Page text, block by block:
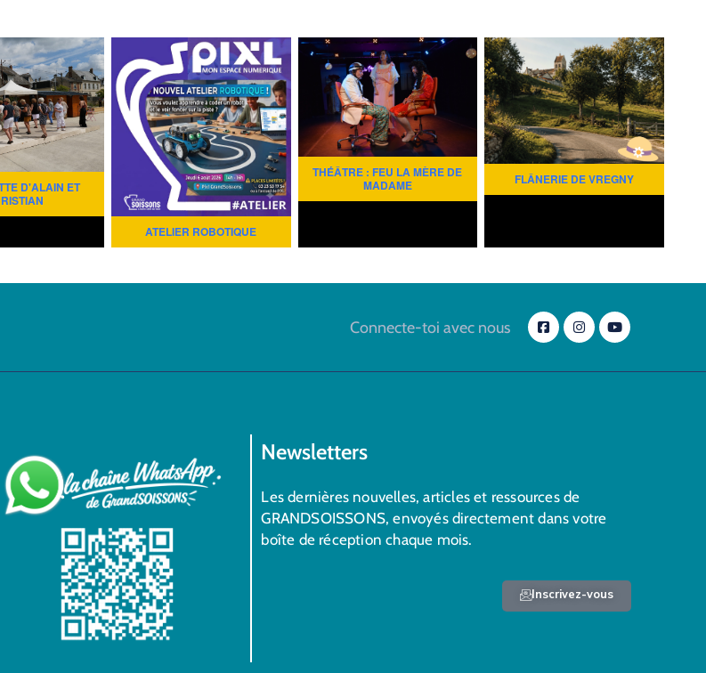
D'ALAIN ET
ATELIER ROBOTIQUE
THÉÂTRE : FEU LA MÈRE DE
MADAME
FLÂNERIE DE VREGNY
Connecte-toi avec nous
Newsletters
Les dernières nouvelles, articles et ressources de
GRANDSOISSONS, envoyés directement dans votre
boîte de réception chaque mois.
Inscrivez-vous